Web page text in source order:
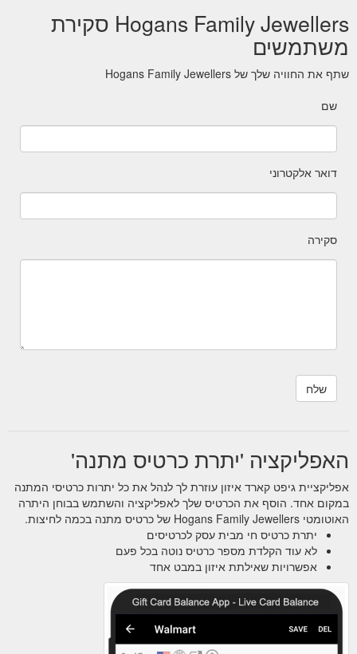
Hogans Family Jewellers סקירת
משתמשים
שתף את החוויה שלך של Hogans Family Jewellers
שם
דואר אלקטרוני
סקירה
האפליקציה 'יתרת כרטיס מתנה'
אפליקציית גיפט קארד איזון עוזרת לך לנהל את כל יתרות כרטיסי המתנה
במקום אחד. הוסף את הכרטיס שלך לאפליקציה והשתמש בבוחן היתרה
האוטומטי Hogans Family Jewellers של כרטיס מתנה בכמה לחיצות.
יתרת כרטיס חי מבית עסק לכרטיסים
לא עוד הקלדת מספר כרטיס נוטה בכל פעם
אפשרויות שאילתת איזון במבט אחד